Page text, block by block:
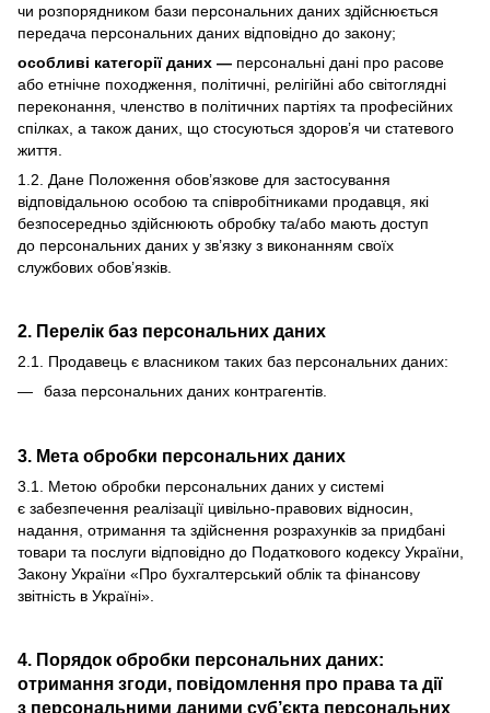
чи розпорядником бази персональних даних здійснюється
передача персональних даних відповідно до закону;
особливі категорії даних — персональні дані про расове
або етнічне походження, політичні, релігійні або світоглядні
переконання, членство в політичних партіях та професійних
спілках, а також даних, що стосуються здоров’я чи статевого
життя.
1.2. Дане Положення обов’язкове для застосування
відповідальною особою та співробітниками продавця, які
безпосередньо здійснюють обробку та/або мають доступ
до персональних даних у зв’язку з виконанням своїх
службових обов’язків.
2. Перелік баз персональних даних
2.1. Продавець є власником таких баз персональних даних:
база персональних даних контрагентів.
3. Мета обробки персональних даних
3.1. Метою обробки персональних даних у системі
є забезпечення реалізації цивільно-правових відносин,
надання, отримання та здійснення розрахунків за придбані
товари та послуги відповідно до Податкового кодексу України,
Закону України «Про бухгалтерський облік та фінансову
звітність в Україні».
4. Порядок обробки персональних даних:
отримання згоди, повідомлення про права та дії
з персональними даними суб’єкта персональних